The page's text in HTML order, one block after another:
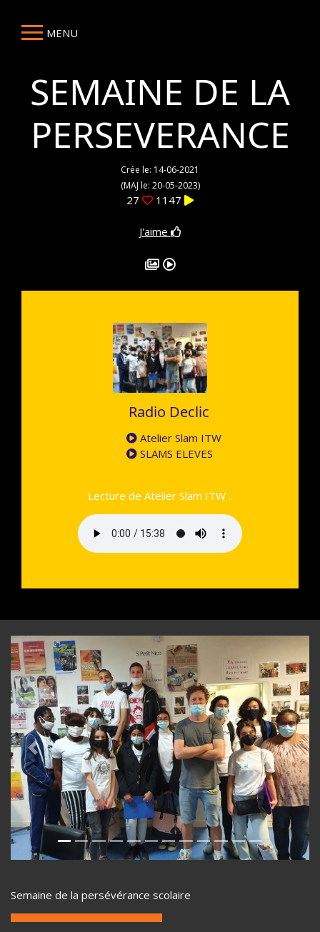
MENU
SEMAINE DE LA
PERSEVERANCE
Crée le: 14-06-2021
(MAJ le: 20-05-2023)
27 1147
J'aime
Radio Declic
Atelier Slam ITW
SLAMS ELEVES
Lecture de Atelier Slam ITW ..
Previous Next
Semaine de la persévérance scolaire